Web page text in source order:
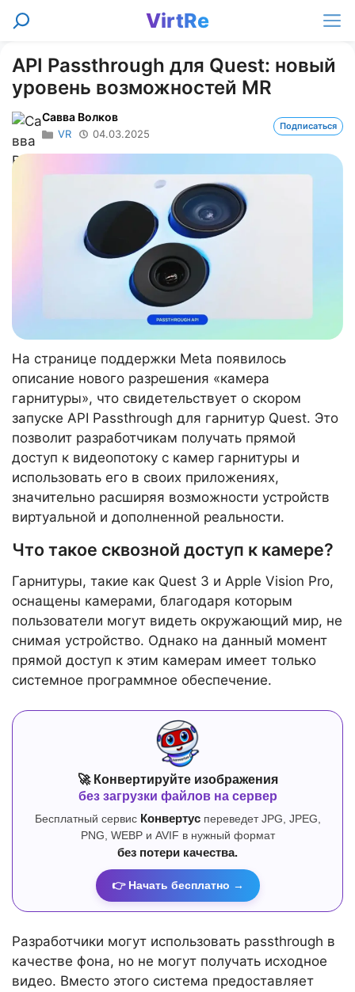
Перейти
VirtRe
Поиск
API Passthrough для Quest: новый
уровень возможностей MR
Савва Волков
VR 04.03.2025
Подписаться
На странице поддержки Meta появилось
описание нового разрешения «камера
гарнитуры», что свидетельствует о скором
запуске API Passthrough для гарнитур Quest. Это
позволит разработчикам получать прямой
доступ к видеопотоку с камер гарнитуры и
использовать его в своих приложениях,
значительно расширяя возможности устройств
виртуальной и дополненной реальности.
Что такое сквозной доступ к камере?
Гарнитуры, такие как Quest 3 и Apple Vision Pro,
оснащены камерами, благодаря которым
пользователи могут видеть окружающий мир, не
снимая устройство. Однако на данный момент
прямой доступ к этим камерам имеет только
системное программное обеспечение.
🚀 Конвертируйте изображения
без загрузки файлов на сервер
Бесплатный сервис Конвертуспереведет JPG, JPEG,
PNG, WEBP и AVIF в нужный формат
без потери качества.
👉 Начать бесплатно →
Разработчики могут использовать passthrough в
качестве фона, но не могут получать исходное
видео. Вместо этого система предоставляет